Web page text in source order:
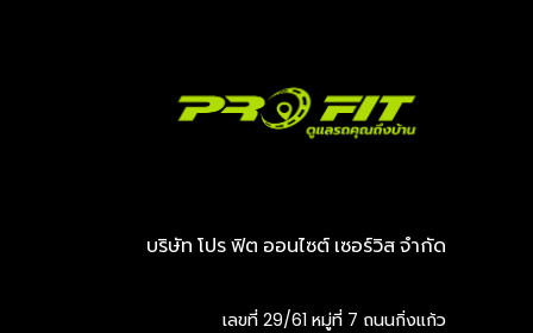
บริษัท โปร ฟิต ออนไซต์ เซอร์วิส จำกัด
เลขที่ 29/61 หมู่ที่ 7 ถนนกิ่งแก้ว